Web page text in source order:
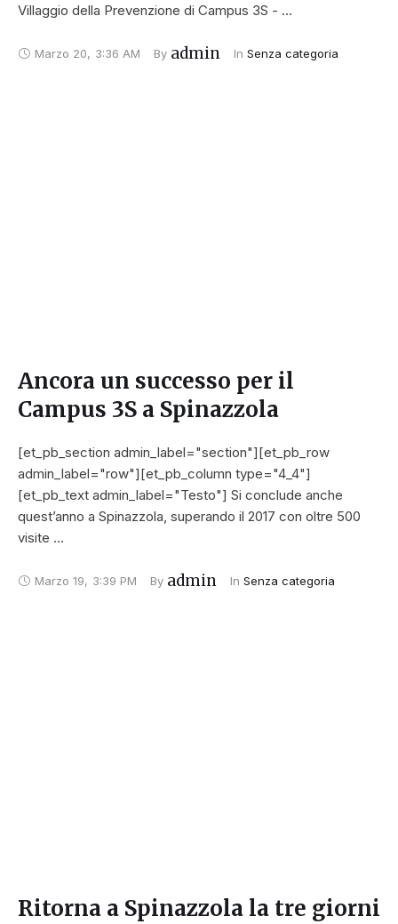
Villaggio della Prevenzione di Campus 3S - …
Marzo 20, 3:36 AM By admin In Senza categoria
Ancora un successo per il
Campus 3S a Spinazzola
[et_pb_section admin_label="section"][et_pb_row
admin_label="row"][et_pb_column type="4_4"]
[et_pb_text admin_label="Testo"] Si conclude anche
quest’anno a Spinazzola, superando il 2017 con oltre 500
visite …
Marzo 19, 3:39 PM By admin In Senza categoria
Ritorna a Spinazzola la tre giorni